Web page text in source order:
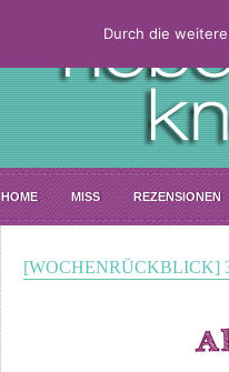
HOME MISS REZENSIONEN
[WOCHENRÜCKBLICK]
Durch die